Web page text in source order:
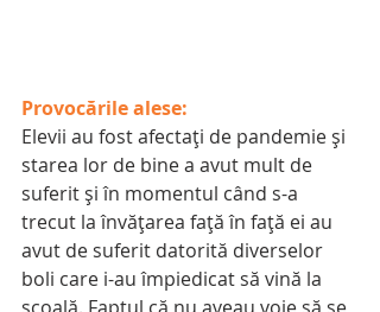
Provocările alese:
Elevii au fost afectați de pandemie și
starea lor de bine a avut mult de
suferit și în momentul când s-a
trecut la învățarea față în față ei au
avut de suferit datorită diverselor
boli care i-au împiedicat să vină la